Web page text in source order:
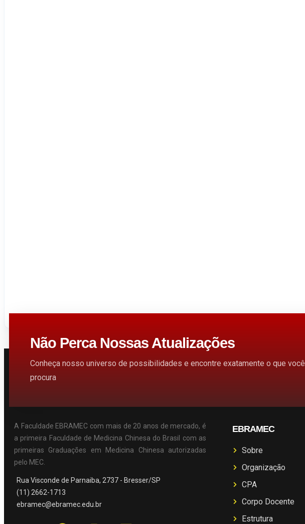
Não Perca Nossas Atualizações
Conheça nosso universo de possibilidades e encontre exatamente o que você
procura
A Faculdade EBRAMEC com mais de 20 anos de mercado, é
a primeira Faculdade de Medicina Chinesa do Brasil com as
primeiras Graduações em Medicina Chinesa autorizadas
pelo MEC.
Rua Visconde de Parnaiba, 2737 - Bresser/SP
(11) 2662-1713
ebramec@ebramec.edu.br
EBRAMEC
Sobre
Organização
CPA
Corpo Docente
Estrutura